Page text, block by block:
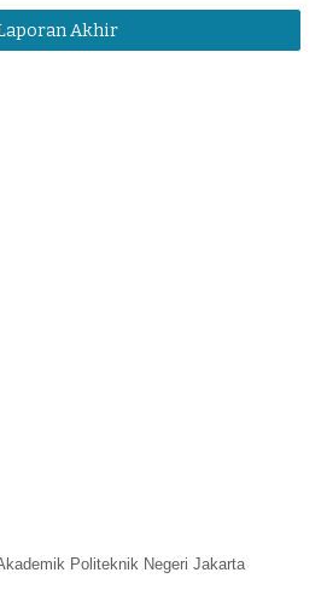
Akhir
Politeknik Negeri Jakarta